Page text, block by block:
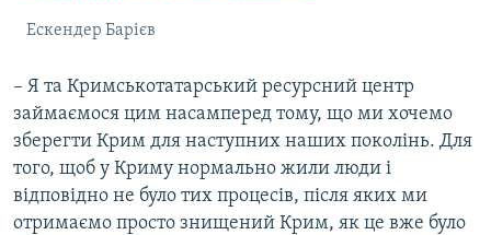
Ескендер Барієв
– Я та Кримськотатарський ресурсний центр
займаємося цим насамперед тому, що ми хочемо
зберегти Крим для наступних наших поколінь. Для
того, щоб у Криму нормально жили люди і
відповідно не було тих процесів, після яких ми
отримаємо просто знищений Крим, як це вже було